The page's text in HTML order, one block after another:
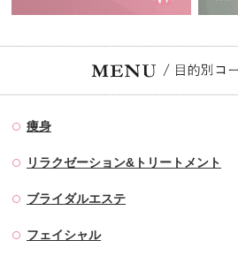
痩身
リラクゼーション&トリートメント
ブライダルエステ
フェイシャル